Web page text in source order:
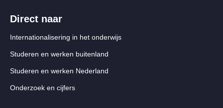
Direct naar
Internationalisering in het onderwijs
Studeren en werken buitenland
Studeren en werken Nederland
Onderzoek en cijfers